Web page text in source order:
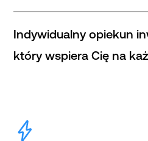
Indywidualny opiekun
który wspiera Cię na